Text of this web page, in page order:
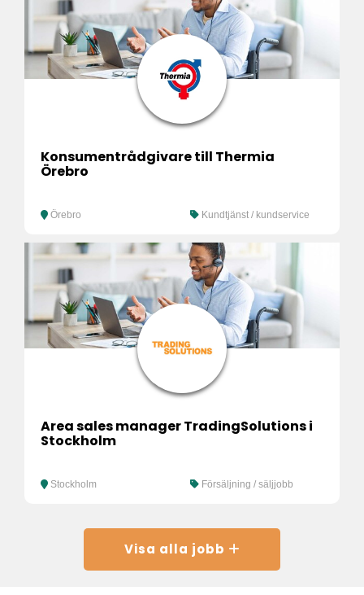
Konsumentrådgivare till Thermia
Örebro
Örebro Kundtjänst / kundservice
Area sales manager TradingSolutions i
Stockholm
Stockholm Försäljning / säljjobb
Visa alla jobb